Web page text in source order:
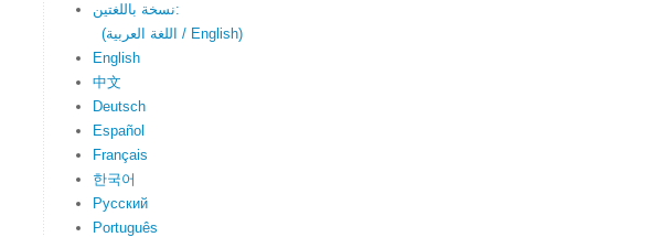
نسخة باللغتين:
(اللغة العربية / English)
English
中文
Deutsch
Español
Français
한국어
Русский
Português